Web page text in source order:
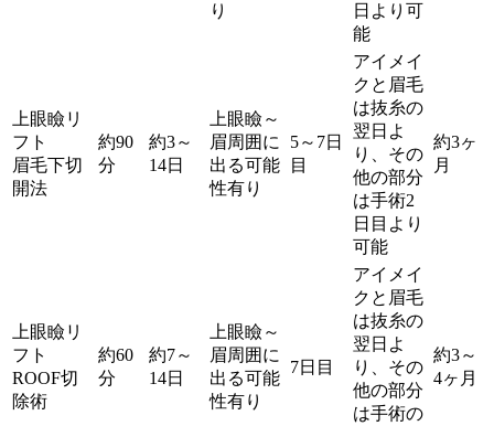
り
日より可
能
上眼瞼リ
フト
眉毛下切
開法
約90
分
約3～
14日
上眼瞼～
眉周囲に
出る可能
性有り
5～7日
目
アイメイ
クと眉毛
は抜糸の
翌日よ
り、その
他の部分
は手術2
日目より
可能
約3ヶ
月
上眼瞼リ
フト
ROOF切
除術
約60
分
約7～
14日
上眼瞼～
眉周囲に
出る可能
性有り
7日目
アイメイ
クと眉毛
は抜糸の
翌日よ
り、その
他の部分
は手術の
約3～
4ヶ月